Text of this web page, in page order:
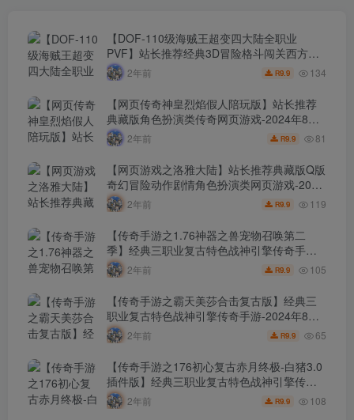
【DOF-110级海贼王超变四大陆全职业
PVF】站长推荐经典3D冒险格斗闯关西方魔
幻端游-2024年8月8日最新打包Linux服务端
源码视频架设教程-等级补丁-配套完整客户
端！
2年前 R9.9 134
【网页传奇神皇烈焰假人陪玩版】站长推荐
典藏版角色扮演类传奇网页游戏-2024年8月8
日最新打包Wn服务端源码视频架设教程-配套
GM工具！
2年前 R9.9 81
【网页游戏之洛雅大陆】站长推荐典藏版Q版
奇幻冒险动作剧情角色扮演类网页游戏-2024
年8月7日最新打包Wn服务端源码视频架设教
程-微端-GM工具-详细外网教程！
2年前 R9.9 119
【传奇手游之1.76神器之兽宠物召唤第二
季】经典三职业复古特色战神引擎传奇手
游-2024年8月7日最新打包Win服务端源码视
频架设教程-新版GM多功能网页授权物品后
台-GM直冲网页后台-安卓苹果IOS双端版
本！
2年前 R9.9 105
【传奇手游之霸天美莎合击复古版】经典三
职业复古特色战神引擎传奇手游-2024年8月7
日最新打包Win服务端源码视频架设教程-新
版GM多功能网页授权物品后台-GM直冲网页
后台-安卓苹果IOS双端版本！
2年前 R9.9 65
【传奇手游之176初心复古赤月终极-白猪3.0
插件版】经典三职业复古特色战神引擎传奇
手游-2024年8月6日最新打包Win服务端源码
视频架设教程-新版GM多功能网页授权物品
2年前 R9.9 108